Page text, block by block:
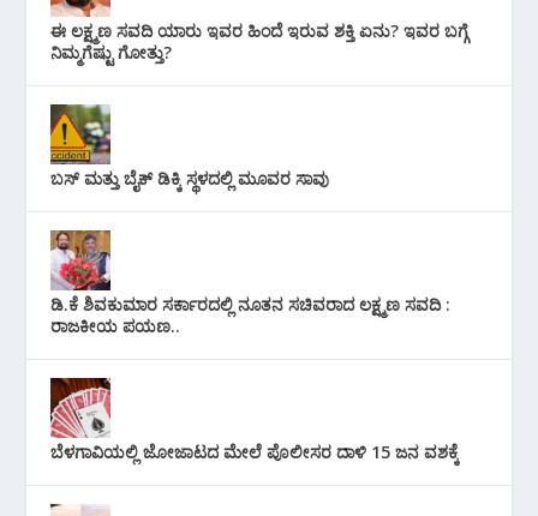
ಈ ಲಕ್ಷ್ಮಣ ಸವದಿ ಯಾರು ಇವರ ಹಿಂದೆ ಇರುವ ಶಕ್ತಿ ಏನು? ಇವರ ಬಗ್ಗೆ
ನಿಮ್ಮಗೆಷ್ಟು ಗೋತ್ತು?
ಬಸ್ ಮತ್ತು ಬೈಕ್ ಡಿಕ್ಕಿ ಸ್ಥಳದಲ್ಲಿ ಮೂವರ ಸಾವು
ಡಿ.ಕೆ ಶಿವಕುಮಾರ ಸರ್ಕಾರದಲ್ಲಿ ನೂತನ ಸಚಿವರಾದ ಲಕ್ಷ್ಮಣ ಸವದಿ :
ರಾಜಕೀಯ ಪಯಣ..
ಬೆಳಗಾವಿಯಲ್ಲಿ ಜೋಜಾಟದ ಮೇಲೆ ಪೊಲೀಸರ ದಾಳಿ 15 ಜನ ವಶಕ್ಕೆ